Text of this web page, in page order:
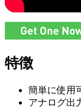
特徴
簡単に使用
アナログ出